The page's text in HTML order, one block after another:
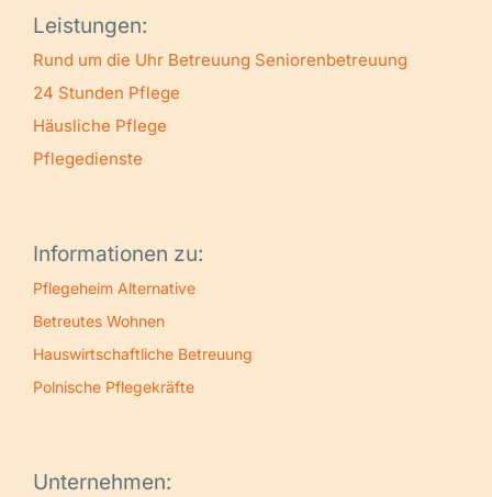
Leistungen:
Rund um die Uhr Betreuung Seniorenbetreuung
24 Stunden Pflege
Häusliche Pflege
Pflegedienste
Informationen zu:
Pflegeheim Alternative
Betreutes Wohnen
Hauswirtschaftliche Betreuung
Polnische Pflegekräfte
Unternehmen: